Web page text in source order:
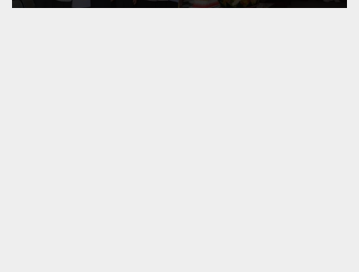
Upaya Tekan Stunting
Masyarakat, Dewas